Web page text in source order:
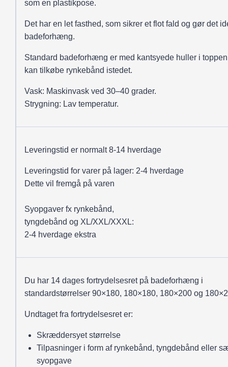
som en plastikpose.
Det har en let fasthed, som sikrer et flot fald og gør det
badeforhæng.
Standard badeforhæng er med kantsyede huller i
kan tilkøbe rynkebånd istedet.
Vask: Maskinvask ved 30–40 grader.
Strygning: Lav temperatur.
Leveringstid er normalt 8-14 hverdage
Leveringstid for varer på lager: 2-4 hverdage
Dette vil fremgå på varen
Syopgaver fx rynkebånd,
tyngdebånd og XL/XXL/XXXL:
2-4 hverdage ekstra
Du har 14 dages fortrydelsesret på badeforhæng i
standardstørrelser 90×180, 180×180, 180×200 og
Undtaget fra fortrydelsesret er:
Skræddersyet størrelse
Tilpasninger i form af rynkebånd, tyngdebånd eller
syopgave